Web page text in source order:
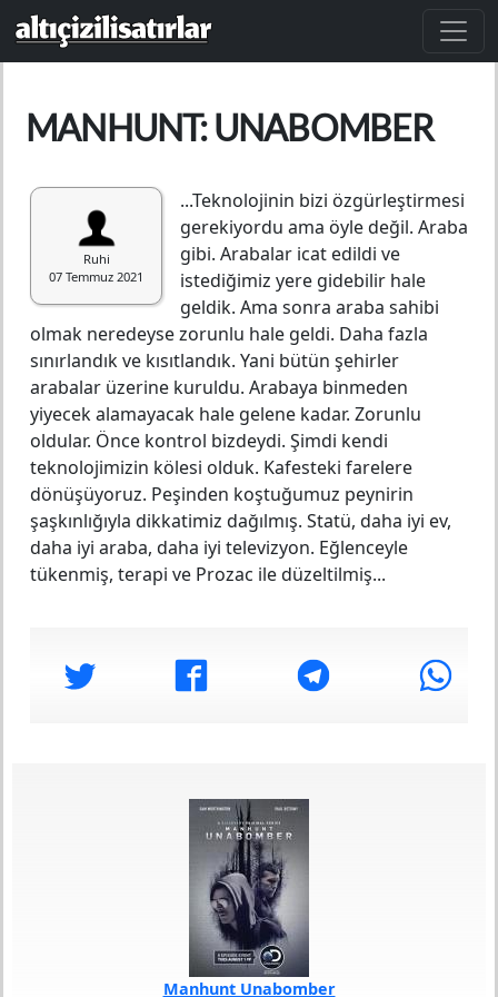
Ana içeriğe atla
MANHUNT: UNABOMBER
Ruhi
07 Temmuz 2021
...Teknolojinin bizi özgürleştirmesi
gerekiyordu ama öyle değil. Araba
gibi. Arabalar icat edildi ve
istediğimiz yere gidebilir hale
geldik. Ama sonra araba sahibi
olmak neredeyse zorunlu hale geldi. Daha fazla
sınırlandık ve kısıtlandık. Yani bütün şehirler
arabalar üzerine kuruldu. Arabaya binmeden
yiyecek alamayacak hale gelene kadar. Zorunlu
oldular. Önce kontrol bizdeydi. Şimdi kendi
teknolojimizin kölesi olduk. Kafesteki farelere
dönüşüyoruz. Peşinden koştuğumuz peynirin
şaşkınlığıyla dikkatimiz dağılmış. Statü, daha iyi ev,
daha iyi araba, daha iyi televizyon. Eğlenceyle
tükenmiş, terapi ve Prozac ile düzeltilmiş...
Manhunt Unabomber